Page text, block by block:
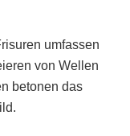
umfassen
von Wellen
betonen das